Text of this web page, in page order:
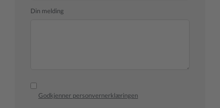
Din melding
Godkjenner personvernerklæringen